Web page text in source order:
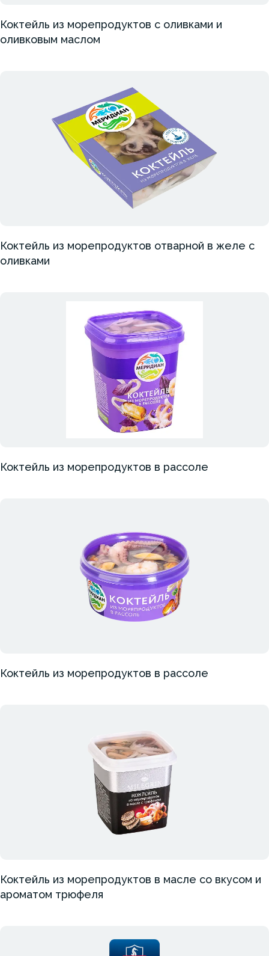
Коктейль из морепродуктов с оливками и
оливковым маслом
Коктейль из морепродуктов отварной в желе с
оливками
Коктейль из морепродуктов в рассоле
Коктейль из морепродуктов в рассоле
Коктейль из морепродуктов в масле со вкусом и
ароматом трюфеля